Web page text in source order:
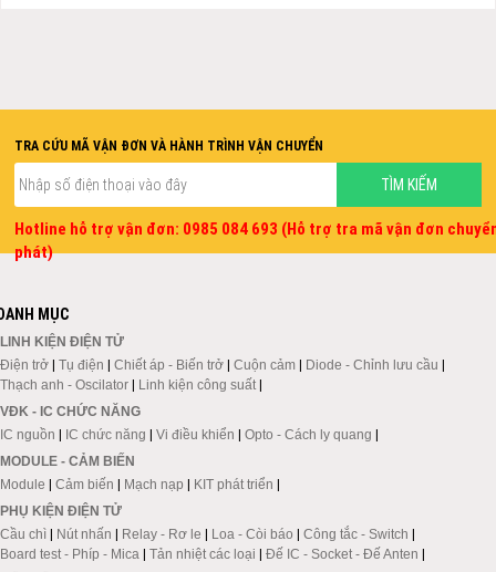
TRA CỨU MÃ VẬN ĐƠN VÀ HÀNH TRÌNH VẬN CHUYỂN
Hotline hỗ trợ vận đơn: 0985 084 693 (Hỗ trợ tra mã vận đơn
phát)
MỤC
LINH KIỆN ĐIỆN TỬ
Điện trở | Tụ điện | Chiết áp - Biến trở | Cuộn cảm | Diode - Chỉnh lưu cầu |
Thạch anh - Oscilator | Linh kiện công suất |
VĐK - IC CHỨC NĂNG
IC nguồn | IC chức năng | Vi điều khiển | Opto - Cách ly quang |
MODULE - CẢM BIẾN
Module | Cảm biến | Mạch nạp | KIT phát triển |
PHỤ KIỆN ĐIỆN TỬ
Cầu chì | Nút nhấn | Relay - Rơ le | Loa - Còi báo | Công tắc - Switch |
Board test - Phíp - Mica | Tản nhiệt các loại | Đế IC - Socket - Đế Anten |